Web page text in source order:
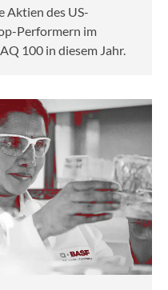
Aktien des US-
Performern im
100 in diesem Jahr.